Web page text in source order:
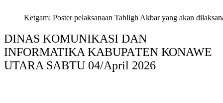
Ketgam: Poster pelaksanaan Tabligh Akbar yang akan
DINAS KOMUNIKASI DAN
INFORMATIKA KABUPAΤΕΝ ΚΟNAWE
UTARA SABTU 04/April 2026